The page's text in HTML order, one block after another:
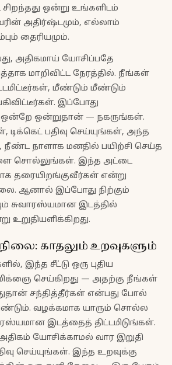
ஒன்று உங்களிடம்
அதிர்ஷ்டமும், எல்லாம்
தைரியமும்.
அதிகமாய் யோசிப்பதே
மாறிவிட்ட நேரத்தில். நீங்கள்
மீண்டும் மீண்டும்
இப்போது
ஒன்றே ஒன்றுதான் — நகருங்கள்.
பதிவு செய்யுங்கள், அந்த
நீண்ட நாளாக மனதில் பயிற்சி செய்த
சொல்லுங்கள். இந்த அட்டை
தரையிறங்குவீர்கள் என்று
ஆனால் இப்போது நிற்கும்
சுவாரஸ்யமான இடத்தில்
: காதலும் உறவுகளும்
இந்த சீட்டு ஒரு புதிய
செய்கிறது — அதற்கு நீங்கள்
சந்தித்தீர்கள் என்பது போல்
வழக்கமாக யாரும் சொல்ல
இடத்தைத் திட்டமிடுங்கள்.
யோசிக்காமல் வார இறுதி
செய்யுங்கள். இந்த உறவுக்கு